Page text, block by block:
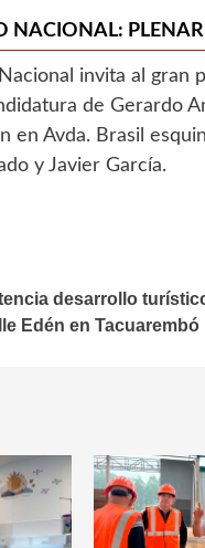
NACIONAL:
invita al gran
de Gerardo
en Avda. Brasil
y Javier García.
desarrollo
Edén en Tacuarembó